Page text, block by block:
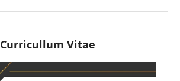
Curricullum Vitae